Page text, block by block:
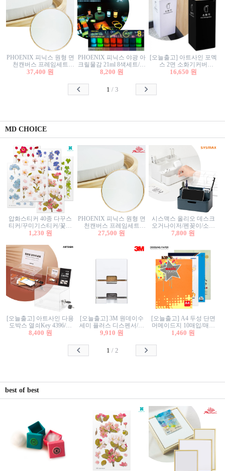
PHOENIX 피닉스 원형 면
천캔버스 프레임세트
40cm/원형캔버스/플로팅
37,400 원
PHOENIX 피닉스 야광 아
크릴물감 21ml 8색세트/야
광물감
8,200 원
[오늘출고] 아트사인 포멕
스 2면 소화기커버
1470/1471/소화기커버/소
함/소화기거치대/소화기
16,650 원
1 / 3
MD CHOICE
압화스티커 40종 다꾸스
티커/꾸미기스티커/꽃스
티커/압화꽃책갈피/팬시
1,230 원
PHOENIX 피닉스 원형 면
천캔버스 프레임세트
30cm/원형캔버스/플로팅
27,500 원
시스맥스 올리오 데스크
오거나이저/펜꽂이/소품
꽂이/소품함/정리함/수납
7,800 원
[오늘출고] 아트사인 다용
도박스 열쇠Key 4396/투
표함/건의함/모금함/응모
8,400 원
[오늘출고] 3M 원데이수
세미 플러스 디스펜서/소
프트수세미5매+강력수세
9,910 원
[오늘출고] A4 두성 단면
머메이드지 10매입/매직
터치/색지/색상지/색복사
칼라색지/고급복사지
1,460 원
1 / 2
best of best